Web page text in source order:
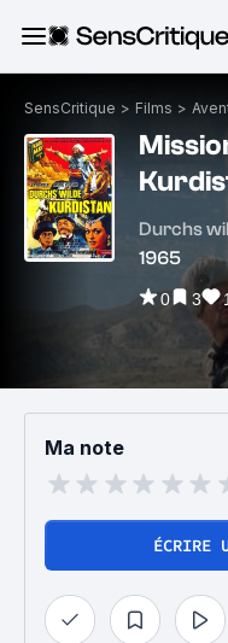
SensCritique > Films >
Durchs
1965
0 3
Ma note
ÉCRIRE